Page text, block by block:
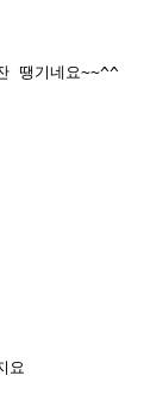
땡기네요~~^^
요